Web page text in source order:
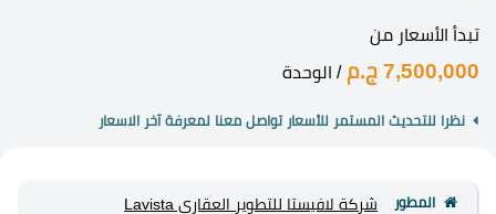
تبدأ الأسعار من
7,500,000 ج.م / الوحدة
نظرا للتحديث المستمر للأسعار تواصل معنا لمعرفة آخر الاسعار
المطور
شركة لافيستا للتطوير العقاري Lavista